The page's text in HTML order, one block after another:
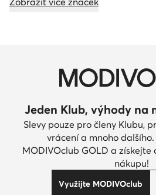
Jeden Klub, výhody na
Slevy pouze pro členy Klubu,
vrácení a mnoho
MODIVOclub GOLD a získejte
nákupu!
Využijte MODIVOclub